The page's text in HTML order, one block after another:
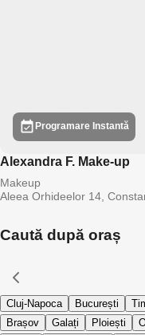
Programare Instantă
Alexandra F. Make-up
Makeup
Aleea Orhideelor 14,
Caută după oraș
Cluj-Napoca București
Brașov
Galați Ploiești